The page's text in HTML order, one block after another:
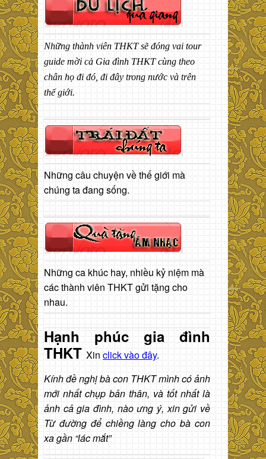
Những thành viên THKT sẽ đóng vai tour
guide mời cả Gia đình THKT cùng theo
chân họ đi đó, đi đây trong nước và trên
thế giới.
Những câu chuyện về thế giới mà
chúng ta đang sống.
Những ca khúc hay, nhiều kỷ niệm mà
các thành viên THKT gửi tặng cho
nhau.
Hạnh phúc gia đình
THKT Xin click vào đây.
Kính đề nghị bà con THKT mình có ảnh
mới nhất chụp bản thân, và tốt nhất là
ảnh cả gia đình, nào ưng ý, xin gửi về
Từ đường để chiềng làng cho bà con
xa gần “lác mắt”